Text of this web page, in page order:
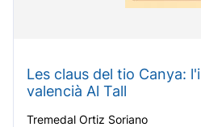
Les claus del tio Canya:
valencià Al Tall
Tremedal Ortiz Soriano